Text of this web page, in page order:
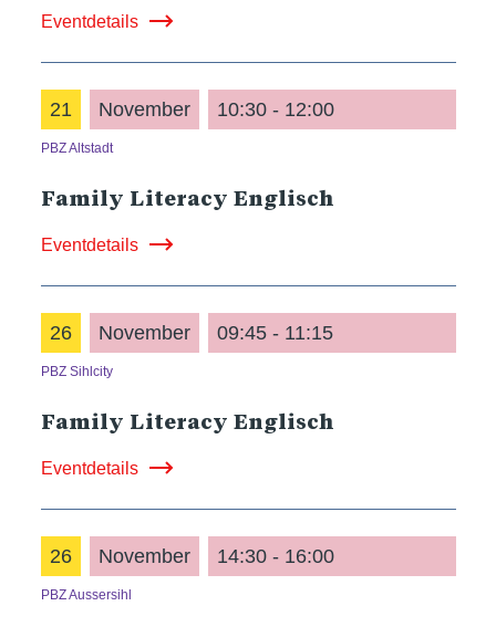
Eventdetails
21 November 10:30 - 12:00
PBZ Altstadt
Family Literacy Englisch
Eventdetails
26 November 09:45 - 11:15
PBZ Sihlcity
Family Literacy Englisch
Eventdetails
26 November 14:30 - 16:00
PBZ Aussersihl